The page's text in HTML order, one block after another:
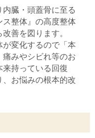
臓・頭蓋骨に至る
ス整体』の高度整体
善を図ります。
変化するので「本
みやシビれ等のお
持っている回復
お悩みの根本的改